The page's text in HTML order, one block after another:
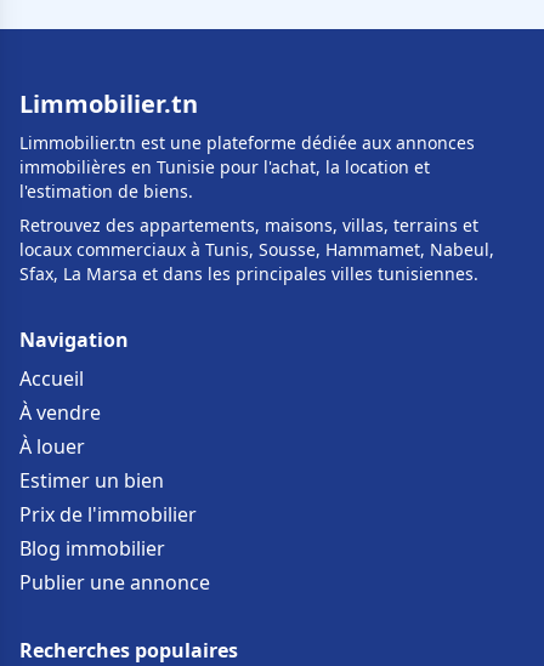
Limmobilier.tn
Limmobilier.tn est une plateforme dédiée aux annonces
immobilières en Tunisie pour l'achat, la location et
l'estimation de biens.
Retrouvez des appartements, maisons, villas, terrains et
locaux commerciaux à Tunis, Sousse, Hammamet, Nabeul,
Sfax, La Marsa et dans les principales villes tunisiennes.
Navigation
Accueil
À vendre
À louer
Estimer un bien
Prix de l'immobilier
Blog immobilier
Publier une annonce
Recherches populaires